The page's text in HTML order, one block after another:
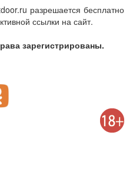
разрешается бесплатно
ссылки на сайт.
зарегистрированы.